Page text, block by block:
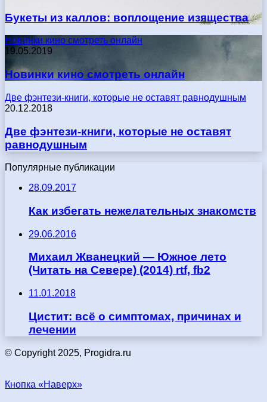
Букеты из каллов: воплощение изящества
Новинки кино смотреть онлайн
19.05.2019
Новинки кино смотреть онлайн
Две фэнтези-книги, которые не оставят равнодушным
20.12.2018
Две фэнтези-книги, которые не оставят
равнодушным
Популярные публикации
28.09.2017
Как избегать нежелательных знакомств
29.06.2016
Михаил Жванецкий — Южное лето
(Читать на Севере) (2014) rtf, fb2
11.01.2018
Цистит: всё о симптомах, причинах и
лечении
© Copyright 2025, Progidra.ru
Кнопка «Наверх»